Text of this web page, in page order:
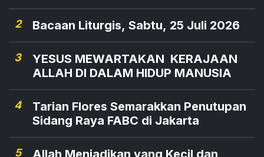
2 Bacaan Liturgis, Sabtu, 25 Juli 2026
3
YESUS MEWARTAKAN KERAJAAN
ALLAH DI DALAM HIDUP MANUSIA
4
Tarian Flores Semarakkan Penutupan
Sidang Raya FABC di Jakarta
5
Allah Menjadikan yang Kecil dan